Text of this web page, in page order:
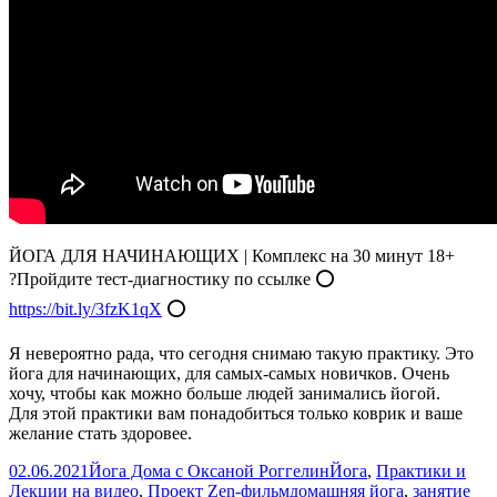
ЙОГА ДЛЯ НАЧИНАЮЩИХ | Комплекс на 30 минут 18+
?Пройдите тест-диагностику по ссылке ⭕
https://bit.ly/3fzK1qX ⭕
Я невероятно рада, что сегодня снимаю такую практику. Это
йога для начинающих, для самых-самых новичков. Очень
хочу, чтобы как можно больше людей занимались йогой.
Для этой практики вам понадобиться только коврик и ваше
желание стать здоровее.
Опубликовано
02.06.2021Автор
Йога Дома с Оксаной РоггелинРубрики
Йога, Практики и
Лекции на видео, Проект Zen-фильмМетки
домашняя йога, занятие